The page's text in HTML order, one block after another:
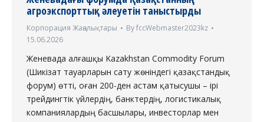
агроэкспорттық әлеуетін таныстырды
Корпорация Жаңалықтары ByfccWebmaster2023kz
15.06.2026
Женевада алғашқы Kazakhstan Commodity Forum
(Шикізат тауарларын сату жөніндегі қазақстандық
форум) өтті, оған 200-ден астам қатысушы – ірі
трейдингтік үйлердің, банктердің, логистикалық
компаниялардың басшылары, инвесторлар мен